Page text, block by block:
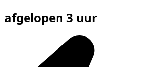
3 uur